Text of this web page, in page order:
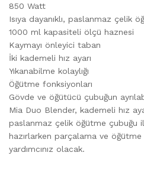
850 Watt
Isıya dayanıklı, paslanmaz çelik
1000 ml kapasiteli ölçü haznesi
Kaymayı önleyici taban
İki kademeli hız ayarı
Yıkanabilme kolaylığı
Öğütme fonksiyonları
Gövde ve öğütücü çubuğun
Mia Duo Blender, kademeli hız
paslanmaz çelik öğütme çubuğu
hazırlarken parçalama ve
yardımcınız olacak.